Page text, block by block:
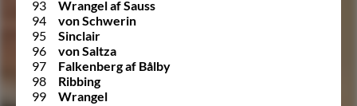
93
Wrangel af Sauss
94
von Schwerin
95
Sinclair
96
von Saltza
97
Falkenberg af Bålby
98
Ribbing
99
Wrangel